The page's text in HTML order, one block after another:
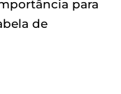
para
de